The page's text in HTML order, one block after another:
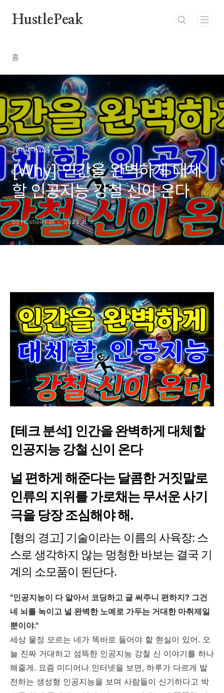
HustlePeak
홈
카테고리 없음
[Why] 인간을 완벽하게 대체
할 인공지능 강철 신이 온다
by HustlePeak 2026. 6. 3.
[테크 분석] 인간을 완벽하게 대체할
인공지능 강철 신이 온다
널 편하게 해준다는 달콤한 거짓말로
인류의 지위를 가로채는 무서운 사기
극을 당장 조심해야 해.
[형의 경고] 기술이라는 이름의 사육장: 스
스로 생각하지 않는 멍청한 바보는 결국 기
계의 소모품이 된단다.
"인공지능이 다 알아서 코딩하고 글 써주니 편하지? 그건
네 뇌를 녹이고 널 완벽한 노예로 가두는 거대한 마취제일
뿐이야."
세상 물정 모르는 네가 똑바로 들어야 할 현실이 있어. 오
늘 진짜 거대하고 섬뜩한 인공지능 강철 신 이야기를 하나
해줄게. 요즘 미디어나 인터넷을 보면, 하루가 다르게 발
전하는 생성형 인공지능을 보며 사람들이 신기하다고 박